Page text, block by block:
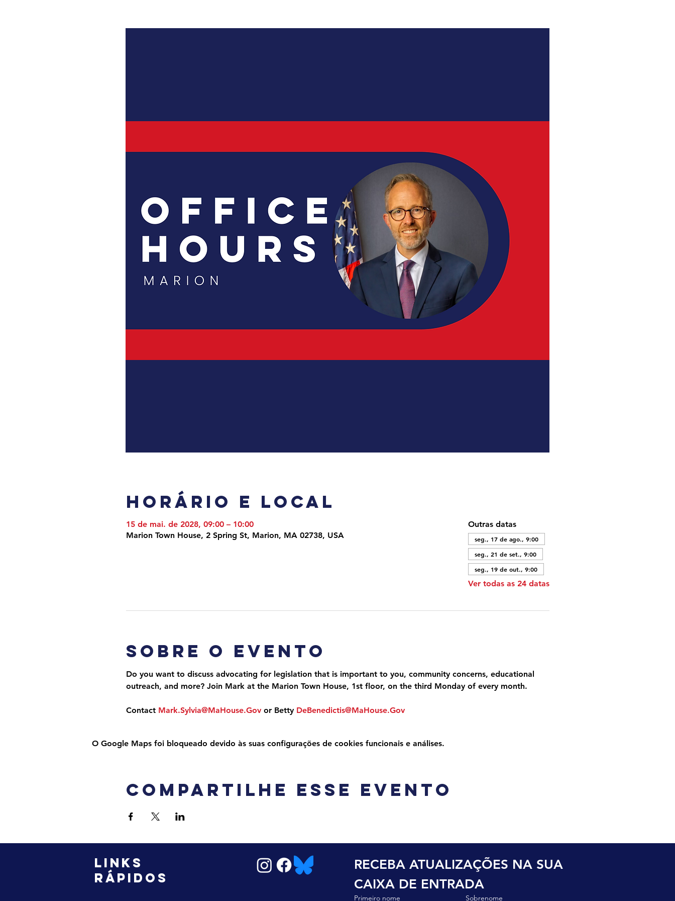
Horário e local
15 de mai. de 2028, 09:00 – 10:00
Marion Town House, 2 Spring St, Marion, MA 02738, USA
Outras datas
seg., 17 de ago., 9:00
seg., 21 de set., 9:00
seg., 19 de out., 9:00
Ver todas as 24 datas
Sobre o evento
Do you want to discuss advocating for legislation that is important to you, community concerns, educational
outreach, and more? Join Mark at the Marion Town House, 1st floor, on the third Monday of every month.
Contact Mark.Sylvia@MaHouse.Gov or Betty DeBenedictis@MaHouse.Gov
O Google Maps foi bloqueado devido às suas configurações de cookies funcionais e análises.
Compartilhe esse evento
LINKS
RÁPIDOS
RECEBA ATUALIZAÇÕES NA SUA
CAIXA DE ENTRADA
Primeiro nome Sobrenome